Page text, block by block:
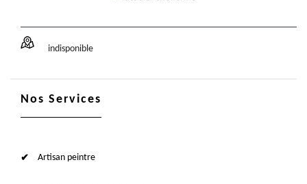
indisponible
Nos Services
Artisan peintre